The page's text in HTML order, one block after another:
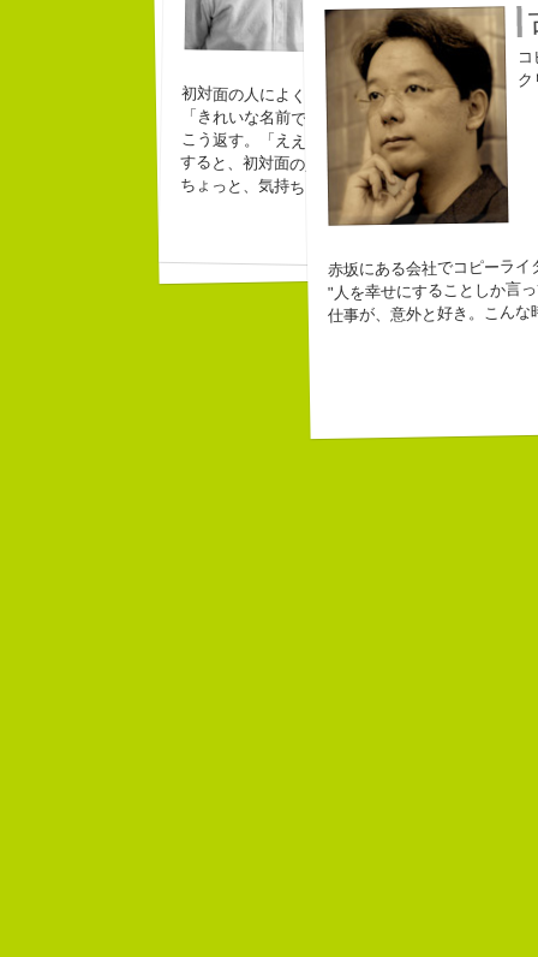
チームVision 事務局長
「
み
初対面の人によく言われる。
「きれいな名前ですね」
こう返す。「ええ、名前だけは」
すると、初対面の人が笑ってくれる。
ちょっと、気持ちフクザツであるのだが。
ク
赤坂にある会社でコピーラ
"人を幸せにすることしか言
仕事が、意外と好き。こん